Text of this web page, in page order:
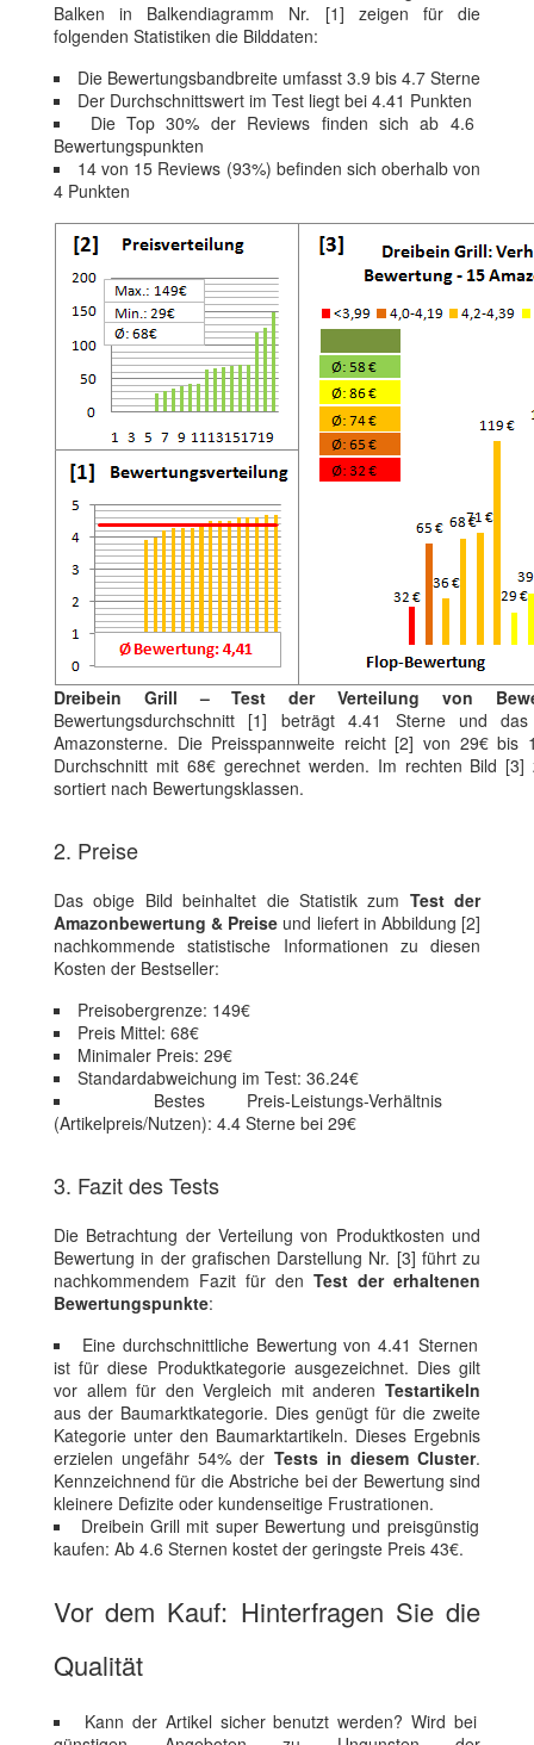
Balken in Balkendiagramm Nr. [1] zeigen für die
folgenden Statistiken die Bilddaten:
Die Bewertungsbandbreite umfasst 3.9 bis 4.7 Sterne
Der Durchschnittswert im Test liegt bei 4.41 Punkten
Die Top 30% der Reviews finden sich ab 4.6
Bewertungspunkten
14 von 15 Reviews (93%) befinden sich oberhalb von
4 Punkten
Dreibein Grill – Test der Verteilung von
Bewertungsdurchschnitt [1] beträgt 4.41 Sterne und
Amazonsterne. Die Preisspannweite reicht [2] von 29€ bis
Durchschnitt mit 68€ gerechnet werden. Im rechten Bild
sortiert nach Bewertungsklassen.
2. Preise
Das obige Bild beinhaltet die Statistik zum Test der
Amazonbewertung & Preise und liefert in Abbildung [2]
nachkommende statistische Informationen zu diesen
Kosten der Bestseller:
Preisobergrenze: 149€
Preis Mittel: 68€
Minimaler Preis: 29€
Standardabweichung im Test: 36.24€
Bestes Preis-Leistungs-Verhältnis
(Artikelpreis/Nutzen): 4.4 Sterne bei 29€
3. Fazit des Tests
Die Betrachtung der Verteilung von Produktkosten und
Bewertung in der grafischen Darstellung Nr. [3] führt zu
nachkommendem Fazit für den Test der erhaltenen
Bewertungspunkte:
Eine durchschnittliche Bewertung von 4.41 Sternen
ist für diese Produktkategorie ausgezeichnet. Dies gilt
vor allem für den Vergleich mit anderen Testartikeln
aus der Baumarktkategorie. Dies genügt für die zweite
Kategorie unter den Baumarktartikeln. Dieses Ergebnis
erzielen ungefähr 54% der Tests in diesem Cluster.
Kennzeichnend für die Abstriche bei der Bewertung sind
kleinere Defizite oder kundenseitige Frustrationen.
Dreibein Grill mit super Bewertung und preisgünstig
kaufen: Ab 4.6 Sternen kostet der geringste Preis 43€.
Vor dem Kauf: Hinterfragen Sie die
Qualität
Kann der Artikel sicher benutzt werden? Wird bei